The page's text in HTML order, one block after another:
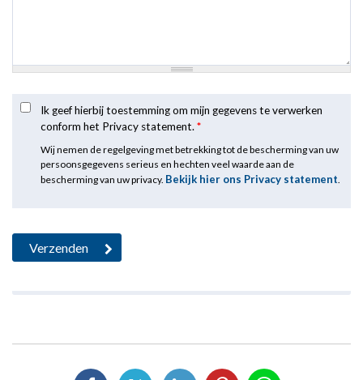
Ik geef hierbij toestemming om mijn gegevens te verwerken
conform het Privacy statement.*
Wij nemen de regelgeving met betrekking tot de bescherming van uw
persoonsgegevens serieus en hechten veel waarde aan de
bescherming van uw privacy. Bekijk hier ons Privacy statement.